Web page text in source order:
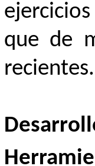
que de
recientes.